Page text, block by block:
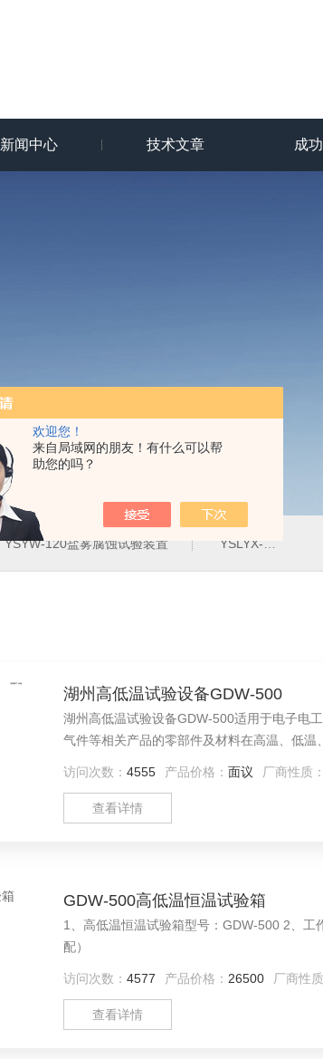
欢迎您！
来自局域网的朋友！有什么可以帮
助您的吗？
新闻中心 技术文章 成
YSYW-120盐雾腐蚀试验装置 YSLYX-010防水试验设备
湖州高低温试验设备GDW-500
湖州高低温试验设备GDW-500适用于电子电
气件等相关产品的零部件及材料在高温、低温
访问次数： 4555 产品价格： 面议 厂商性质：
查看详情
GDW-500高低温恒温试验箱
1、高低温恒温试验箱型号：GDW-500 2、工作室尺寸D×W×H 700×800×900mm 3、样品托架：2层（标
配）
访问次数： 4577 产品价格： 26500 厂商性质
查看详情